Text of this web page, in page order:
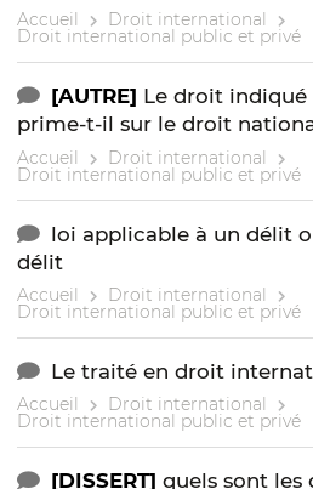
Accueil Droit international
Droit international public et privé
[AUTRE] Le droit indiqué
prime-t-il sur le droit
Accueil Droit international
Droit international public et privé
loi applicable à un délit
délit
Accueil Droit international
Droit international public et privé
Le traité en droit
Accueil Droit international
Droit international public et privé
[DISSERT] quels sont les